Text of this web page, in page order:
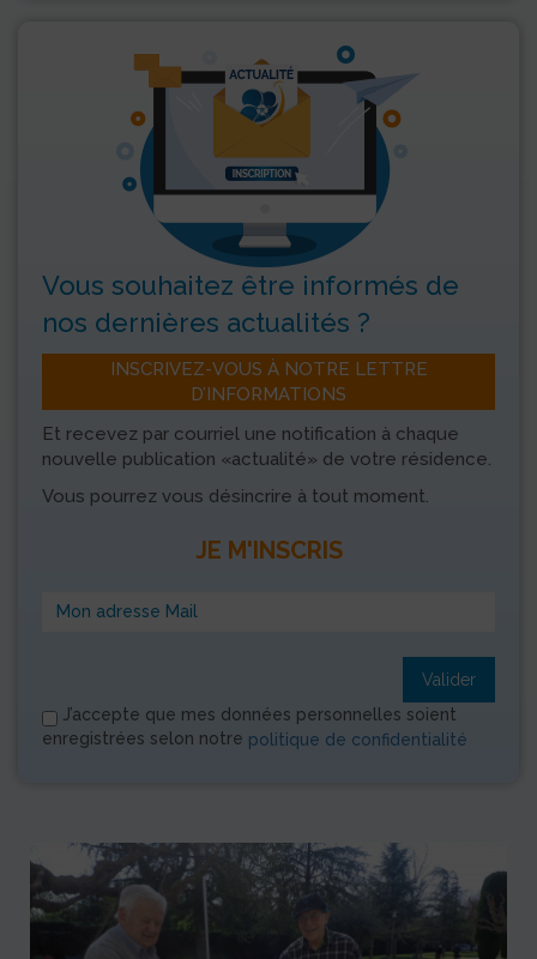
Vous souhaitez être informés de
nos dernières actualités ?
INSCRIVEZ-VOUS À NOTRE LETTRE
D’INFORMATIONS
Et recevez par courriel une notification à chaque
nouvelle publication «actualité» de votre résidence.
Vous pourrez vous désincrire à tout moment.
JE M'INSCRIS
Valider
J’accepte que mes données personnelles soient
enregistrées selon notre politique de confidentialité